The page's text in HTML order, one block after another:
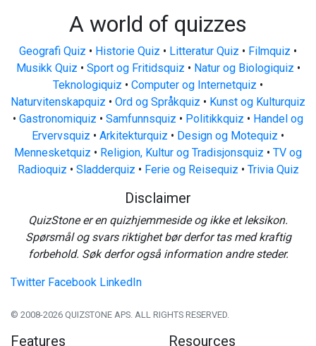
A world of quizzes
Geografi Quiz • Historie Quiz • Litteratur Quiz • Filmquiz •
Musikk Quiz • Sport og Fritidsquiz • Natur og Biologiquiz •
Teknologiquiz • Computer og Internetquiz •
Naturvitenskapquiz • Ord og Språkquiz • Kunst og Kulturquiz
• Gastronomiquiz • Samfunnsquiz • Politikkquiz • Handel og
Ervervsquiz • Arkitekturquiz • Design og Motequiz •
Mennesketquiz • Religion, Kultur og Tradisjonsquiz • TV og
Radioquiz • Sladderquiz • Ferie og Reisequiz • Trivia Quiz
Disclaimer
QuizStone er en quizhjemmeside og ikke et leksikon.
Spørsmål og svars riktighet bør derfor tas med kraftig
forbehold. Søk derfor også information andre steder.
Twitter Facebook LinkedIn
© 2008-2026 QUIZSTONE APS. ALL RIGHTS RESERVED.
Features Resources